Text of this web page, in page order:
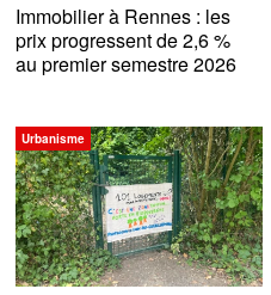
Immobilier à Rennes : les
prix progressent de 2,6 %
au premier semestre 2026
Urbanisme